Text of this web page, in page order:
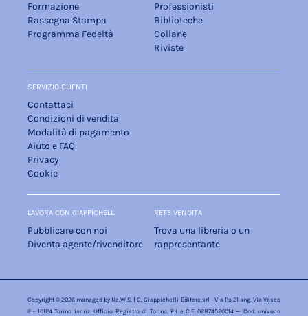
Formazione
Rassegna Stampa
Programma Fedeltà
Professionisti
Biblioteche
Collane
Riviste
SERVIZIO CLIENTI
Contattaci
Condizioni di vendita
Modalità di pagamento
Aiuto e FAQ
Privacy
Cookie
LAVORA CON GIAPPICHELLI
Pubblicare con noi
Diventa agente/rivenditore
RETE VENDITA
Trova una libreria o un
rappresentante
Copyright © 2026 managed by Ne.W.S. | G. Giappichelli Editore srl - Via Po 21 ang. Via Vasco
2 - 10124 Torino Iscriz. Ufficio Registro di Torino, P.I e C.F 02874520014 — Cod. univoco